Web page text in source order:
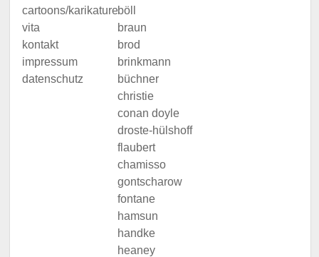
cartoons/karikaturen
vita
kontakt
impressum
datenschutz
böll
braun
brod
brinkmann
büchner
christie
conan doyle
droste-hülshoff
flaubert
chamisso
gontscharow
fontane
hamsun
handke
heaney